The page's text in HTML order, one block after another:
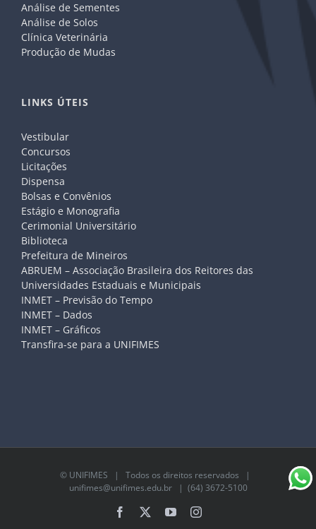
Análise de Sementes
Análise de Solos
Clínica Veterinária
Produção de Mudas
LINKS ÚTEIS
Vestibular
Concursos
Licitações
Dispensa
Bolsas e Convênios
Estágio e Monografia
Cerimonial Universitário
Biblioteca
Prefeitura de Mineiros
ABRUEM – Associação Brasileira dos Reitores das
Universidades Estaduais e Municipais
INMET – Previsão do Tempo
INMET – Dados
INMET – Gráficos
Transfira-se para a UNIFIMES
© UNIFIMES | Todos os direitos reservados |
unifimes@unifimes.edu.br| (64) 3672-5100
Facebook YouTubeInstagram